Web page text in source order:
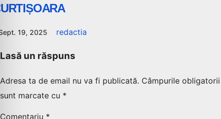
19, 2025 redactia
Lasă un răspuns
Adresa ta de email nu va fi publicată. Câmpurile obligatorii
sunt marcate cu *
Comentariu *